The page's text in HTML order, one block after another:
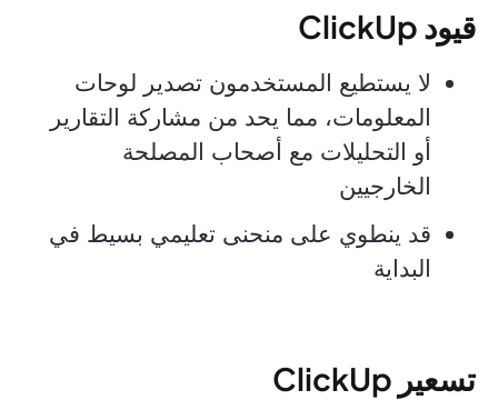
قيود ClickUp
لا يستطيع المستخدمون تصدير لوحات
المعلومات، مما يحد من مشاركة التقارير
أو التحليلات مع أصحاب المصلحة
الخارجيين
قد ينطوي على منحنى تعليمي بسيط في
البداية
تسعير ClickUp